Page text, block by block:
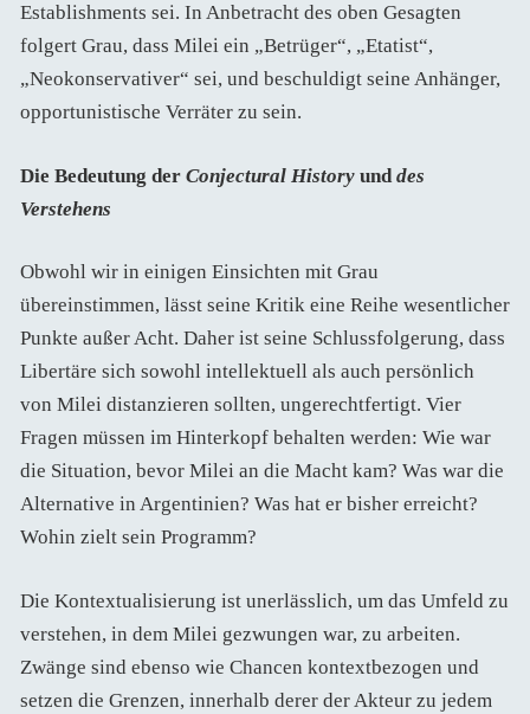
Establishments sei. In Anbetracht des oben Gesagten
folgert Grau, dass Milei ein „Betrüger“, „Etatist“,
„Neokonservativer“ sei, und beschuldigt seine Anhänger,
opportunistische Verräter zu sein.
Die Bedeutung der Conjectural History unddes
Verstehens
Obwohl wir in einigen Einsichten mit Grau
übereinstimmen, lässt seine Kritik eine Reihe wesentlicher
Punkte außer Acht. Daher ist seine Schlussfolgerung, dass
Libertäre sich sowohl intellektuell als auch persönlich
von Milei distanzieren sollten, ungerechtfertigt. Vier
Fragen müssen im Hinterkopf behalten werden: Wie war
die Situation, bevor Milei an die Macht kam? Was war die
Alternative in Argentinien? Was hat er bisher erreicht?
Wohin zielt sein Programm?
Die Kontextualisierung ist unerlässlich, um das Umfeld zu
verstehen, in dem Milei gezwungen war, zu arbeiten.
Zwänge sind ebenso wie Chancen kontextbezogen und
setzen die Grenzen, innerhalb derer der Akteur zu jedem